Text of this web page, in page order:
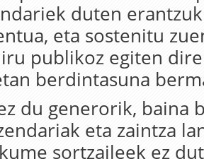
duten
eta sostenitu
publikoz egiten
berdintasuna
du generorik, baina
eta zaintza
sortzaileek ez